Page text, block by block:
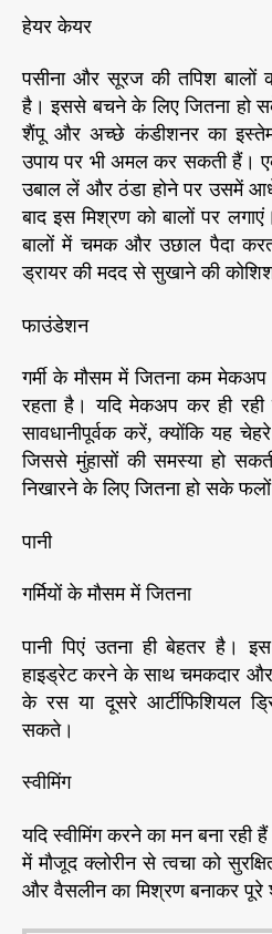
हेयर केयर
पसीना और सूरज की तपिश बालों
है। इससे बचने के लिए जितना हो
शैंपू और अच्छे कंडीशनर का
उपाय पर भी अमल कर सकती हैं।
उबाल लें और ठंडा होने पर उसमें
बाद इस मिश्रण को बालों पर
बालों में चमक और उछाल पैदा
ड्रायर की मदद से सुखाने की
फाउंडेशन
गर्मी के मौसम में जितना कम मेकअप
रहता है। यदि मेकअप कर ही
सावधानीपूर्वक करें, क्योंकि यह
जिससे मुंहासों की समस्या हो
निखारने के लिए जितना हो सके
पानी
गर्मियों के मौसम में जितना
पानी पिएं उतना ही बेहतर है।
हाइड्रेट करने के साथ चमकदार
के रस या दूसरे आर्टीफिशियल
सकते।
स्वीमिंग
यदि स्वीमिंग करने का मन बना रही
में मौजूद क्लोरीन से त्वचा को
और वैसलीन का मिश्रण बनाकर पूरे